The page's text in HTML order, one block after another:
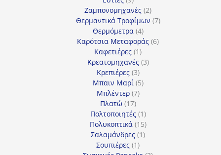
προϊόντα
Ζαμπονομηχανές 22
προϊόντα
Θερμαντικά Τροφίμων 77
Θερμόμετρα 44
προϊόντα
Καρότσια Μεταφοράς 66
Καφετιέρες 11
προϊόν
Κρεατομηχανές 33
Κρεπιέρες 33
προϊόντα
Μπαιν Μαρί 55
Μπλέντερ 77
Πλατώ 1717
προϊόντα
Πολτοποιητές 11
προϊόν
Πολυκοπτικά 1515
προϊόντα
Σαλαμάνδρες 11
Σουπιέρες 11